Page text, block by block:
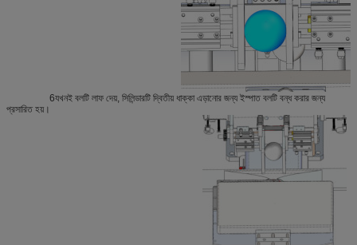
6যখনই বলটি লাফ দেয়, সিলিন্ডারটি দ্বিতীয় ধাক্কা এড়ানোর জন্য ইস্পাত বলটি বন্ধ করার জন্য
প্রসারিত হয়।